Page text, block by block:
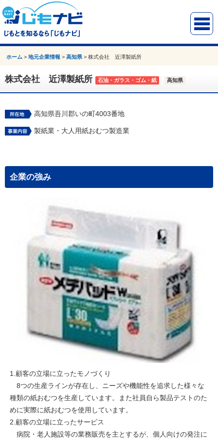
ホーム >地元企業情報 >高知県 >株式会社 近澤製紙所
株式会社 近澤製紙所 石油・ガラス・ゴム・紙 高知県
高知県吾川郡いの町4003番地
製紙業・大人用紙おむつ製造業
企業の強み
1.顧客の立場に立ったモノづくり
8つの生産ラインが存在し、ニーズや機能性を追求した様々な
種類の紙おむつを生産しています。また社員自ら製品テストのた
めに実際に紙おむつを使用しています。
2.顧客の立場に立ったサービス
病院・老人施設等の業務販売を主とするが、個人向けの発注に